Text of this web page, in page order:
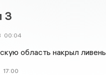
3
00:04
область накрыл ливень
17:00